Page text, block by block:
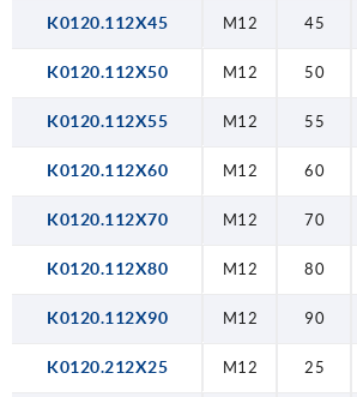
K0120.112X45 M12 45
K0120.112X50 M12 50
K0120.112X55 M12 55
K0120.112X60 M12 60
K0120.112X70 M12 70
K0120.112X80 M12 80
K0120.112X90 M12 90
K0120.212X25 M12 25